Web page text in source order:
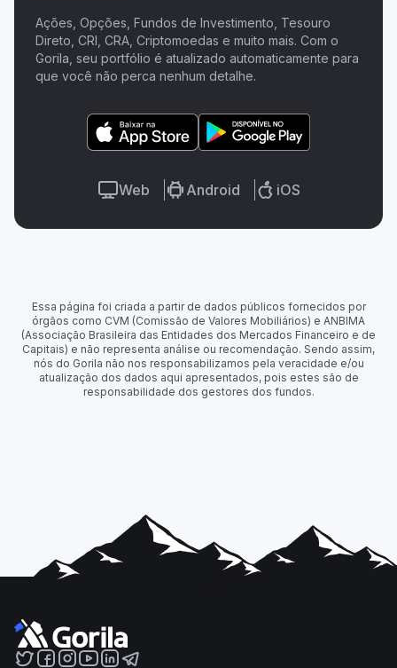
Ações, Opções, Fundos de Investimento, Tesouro
Direto, CRI, CRA, Criptomoedas e muito mais. Com o
Gorila, seu portfólio é atualizado automaticamente para
que você não perca nenhum detalhe.
Web Android iOS
Essa página foi criada a partir de dados públicos fornecidos por
órgãos como CVM (Comissão de Valores Mobiliários) e ANBIMA
(Associação Brasileira das Entidades dos Mercados Financeiro e de
Capitais) e não representa análise ou recomendação. Sendo assim,
nós do Gorila não nos responsabilizamos pela veracidade e/ou
atualização dos dados aqui apresentados, pois estes são de
responsabilidade dos gestores dos fundos.